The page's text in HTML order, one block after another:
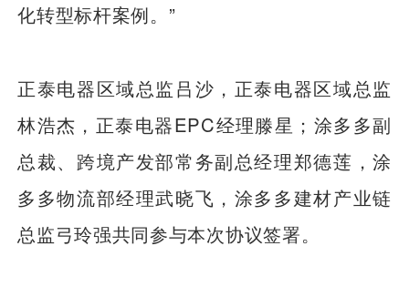
化转型标杆案例。”
正泰电器区域总监吕沙，正泰电器区域总监
林浩杰，正泰电器EPC经理滕星；涂多多副
总裁、跨境产发部常务副总经理郑德莲，涂
多多物流部经理武晓飞，涂多多建材产业链
总监弓玲强共同参与本次协议签署。